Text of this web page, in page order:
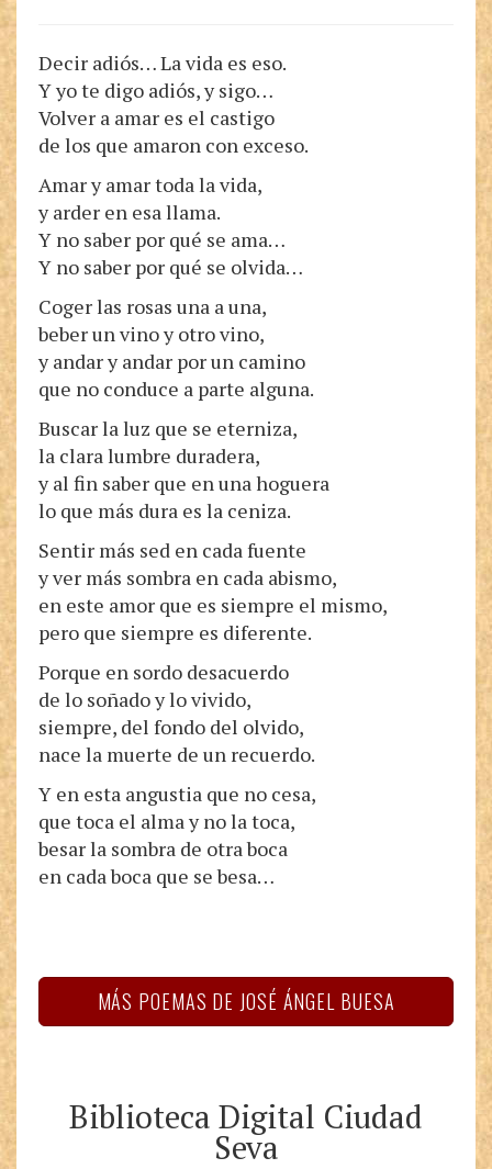
Decir adiós… La vida es eso.
Y yo te digo adiós, y sigo…
Volver a amar es el castigo
de los que amaron con exceso.
Amar y amar toda la vida,
y arder en esa llama.
Y no saber por qué se ama…
Y no saber por qué se olvida…
Coger las rosas una a una,
beber un vino y otro vino,
y andar y andar por un camino
que no conduce a parte alguna.
Buscar la luz que se eterniza,
la clara lumbre duradera,
y al fin saber que en una hoguera
lo que más dura es la ceniza.
Sentir más sed en cada fuente
y ver más sombra en cada abismo,
en este amor que es siempre el mismo,
pero que siempre es diferente.
Porque en sordo desacuerdo
de lo soñado y lo vivido,
siempre, del fondo del olvido,
nace la muerte de un recuerdo.
Y en esta angustia que no cesa,
que toca el alma y no la toca,
besar la sombra de otra boca
en cada boca que se besa…
MÁS POEMAS DE JOSÉ ÁNGEL BUESA
Biblioteca Digital Ciudad
Seva